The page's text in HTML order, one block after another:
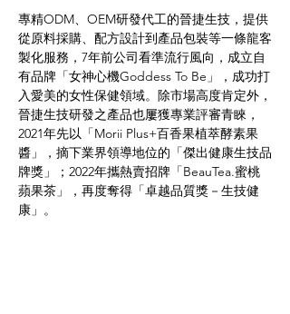
專精ODM、OEM研發代工的晉捷生技，提供
從原料採購、配方設計到產品包裝等一條龍客
製化服務，7年前公司看準流行風向，成立自
有品牌「女神心機Goddess To Be」，成功打
入愛美的女性保健領域。除市場高度肯定外，
晉捷生技研發之產品也屢獲專業評審青睞，
2021年先以「Morii Plus+百香果植萃酵素果
醬」，摘下業界領導地位的「傑出健康生技品
牌獎」；2022年攜熱賣招牌「BeauTea.蜜桃
蘋果茶」，再度奪得「卓越品質獎－生技健
康」。